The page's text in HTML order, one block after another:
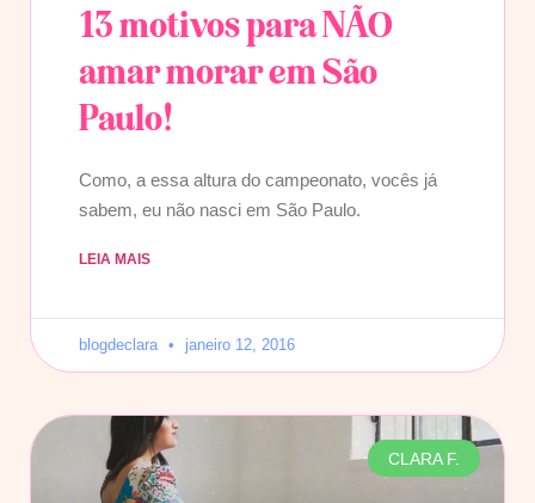
13 motivos para NÃO
amar morar em São
Paulo!
Como, a essa altura do campeonato, vocês já
sabem, eu não nasci em São Paulo.
LEIA MAIS
blogdeclara janeiro 12, 2016
CLARA F.